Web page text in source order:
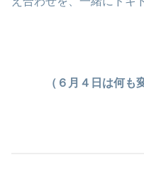
（６月４日は何も